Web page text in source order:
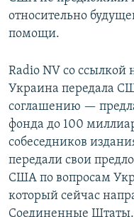
относительно
помощи.
Radio NV со ссылкой
Украина передала
соглашению —
фонда до 100
собеседников
передали свои
США по вопросам
который сейчас
Соединенные Штаты.